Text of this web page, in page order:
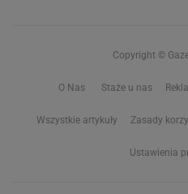
Copyright ©
O Nas Staże u nas
Wszystkie artykuły Zasady
Ustawienia